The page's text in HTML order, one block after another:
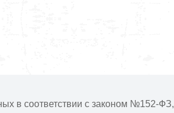
в соответствии с законом №152-ФЗ,